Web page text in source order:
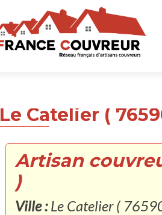
Le Catelier (
Artisan
)
Ville :Le Catelier (